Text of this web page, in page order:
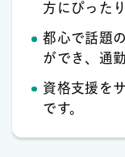
方にぴった
都心で話題
ができ、通
資格支援を
です。